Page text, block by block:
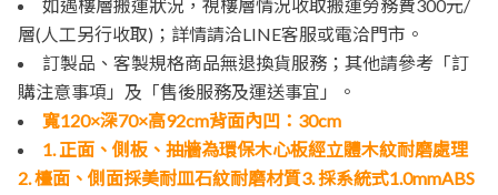
如遇樓層搬運狀況，視樓層情況收取搬運勞務費300元/
層(人工另行收取)；詳情請洽LINE客服或電洽門市。
訂製品、客製規格商品無退換貨服務；其他請參考「訂
購注意事項」及「售後服務及運送事宜」。
寬120×深70×高92cm背面內凹：30cm
1. 正面、側板、抽牆為環保木心板經立體木紋耐磨處理
2. 檯面、側面採美耐皿石紋耐磨材質3. 採系統式1.0mmABS